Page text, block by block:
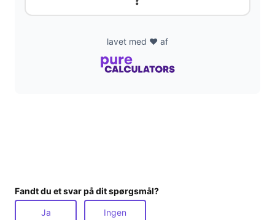
lavet med ❤️ af
Fandt du et svar på dit spørgsmål?
Ja Ingen